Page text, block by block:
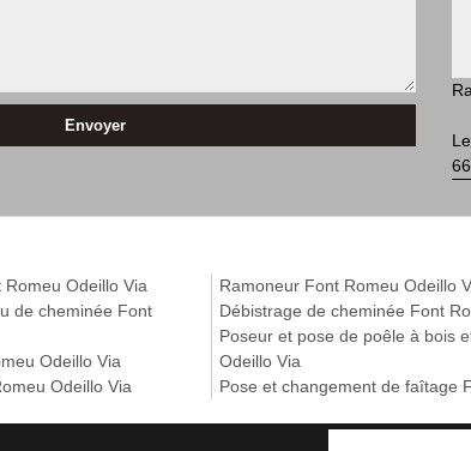
Odeillo Via
de cheminée Font
Odeillo Via
Odeillo Via
Ramoneur Font Romeu Odeillo
Débistrage de cheminée Font
Poseur et pose de poêle à bois
Odeillo Via
Pose et changement de faîtage